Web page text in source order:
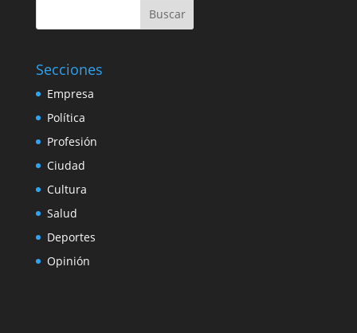
Buscar
Secciones
Empresa
Política
Profesión
Ciudad
Cultura
Salud
Deportes
Opinión